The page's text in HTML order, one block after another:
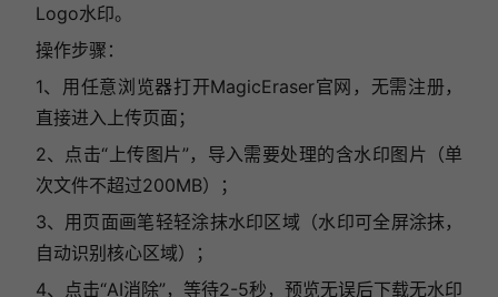
Logo水印。
操作步骤：
1、用任意浏览器打开MagicEraser官网，无需注册，
直接进入上传页面；
2、点击“上传图片”，导入需要处理的含水印图片（单
次文件不超过200MB）；
3、用页面画笔轻轻涂抹水印区域（水印可全屏涂抹，
自动识别核心区域）；
4、点击“AI消除”，等待2-5秒，预览无误后下载无水印